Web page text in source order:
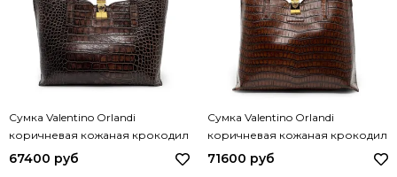
Сумка Valentino Orlandi
коричневая кожаная крокодил
7604 VO MORO
67400 руб
Сумка Valentino Orlandi
коричневая кожаная крокодил
7603 VO MORO
71600 руб